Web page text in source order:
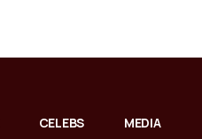
CELEBS MEDIA